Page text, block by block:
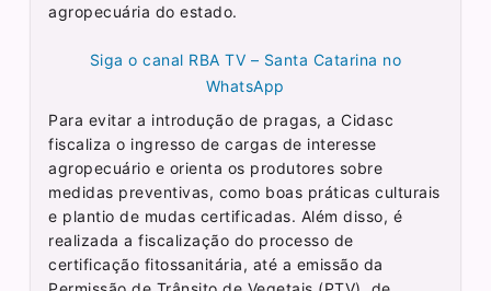
agropecuária do estado.
Siga o canal RBA TV – Santa Catarina no
WhatsApp
Para evitar a introdução de pragas, a Cidasc
fiscaliza o ingresso de cargas de interesse
agropecuário e orienta os produtores sobre
medidas preventivas, como boas práticas culturais
e plantio de mudas certificadas. Além disso, é
realizada a fiscalização do processo de
certificação fitossanitária, até a emissão da